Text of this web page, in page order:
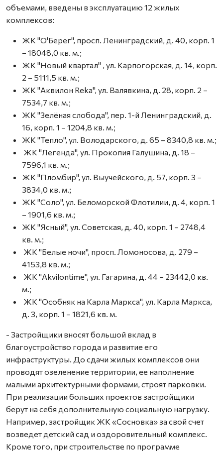
объемами, введены в эксплуатацию 12 жилых
комплексов:
ЖК "О'Берег", просп. Ленинградский, д. 40, корп. 1
– 18048,0 кв. м.;
ЖК "Новый квартал" , ул. Карпогорская, д. 14, корп.
2 – 5111,5 кв. м.;
ЖК "Аквилон Reka", ул. Валявкина, д. 28, корп. 2 –
7534,7 кв. м.;
ЖК "Зелёная слобода", пер. 1-й Ленинградский, д.
16, корп. 1 – 1204,8 кв. м.;
ЖК "Тепло", ул. Володарского, д. 65 – 8340,8 кв. м.;
ЖК "Легенда", ул. Прокопия Галушина, д. 18 –
7596,1 кв. м.;
ЖК "Пломбир", ул. Выучейского, д. 57, корп. 3 –
3834,0 кв. м.;
ЖК "Соло", ул. Беломорской Флотилии, д. 4, корп. 1
– 1901,6 кв. м.;
ЖК "Ясный", ул. Советская, д. 40, корп. 1 – 2748,4
кв. м.;
ЖК "Белые ночи", просп. Ломоносова, д. 279 –
4153,8 кв. м.;
ЖК "Akvilontime", ул. Гагарина, д. 44 – 23442,0 кв.
м.;
ЖК "Особняк на Карла Маркса", ул. Карла Маркса,
д. 3, корп. 1 – 1821,6 кв. м.
- Застройщики вносят большой вклад в
благоустройство города и развитие его
инфраструктуры. До сдачи жилых комплексов они
проводят озеленение территории, ее наполнение
малыми архитектурными формами, строят парковки.
При реализации больших проектов застройщики
берут на себя дополнительную социальную нагрузку.
Например, застройщик ЖК «Сосновка» за свой счет
возведет детский сад и оздоровительный комплекс.
Кроме того, при строительстве по программе